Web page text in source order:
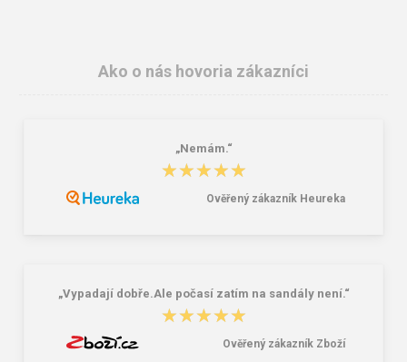
BEFADO 159M135 pánské pěnové
83180-20819 Detské sandále
Ako o nás hovoria zákazníci
„Nemám.“
★★★★★
★★★★★
Ověřený zákazník Heureka
„Vypadají dobře.Ale počasí zatím na sandály není.“
★★★★★
★★★★★
Ověřený zákazník Zboží